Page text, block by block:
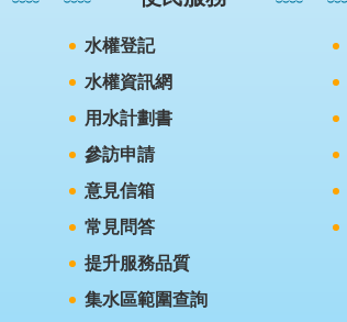
水權登記
水權資訊網
用水計劃書
參訪申請
意見信箱
常見問答
提升服務品質
集水區範圍查詢